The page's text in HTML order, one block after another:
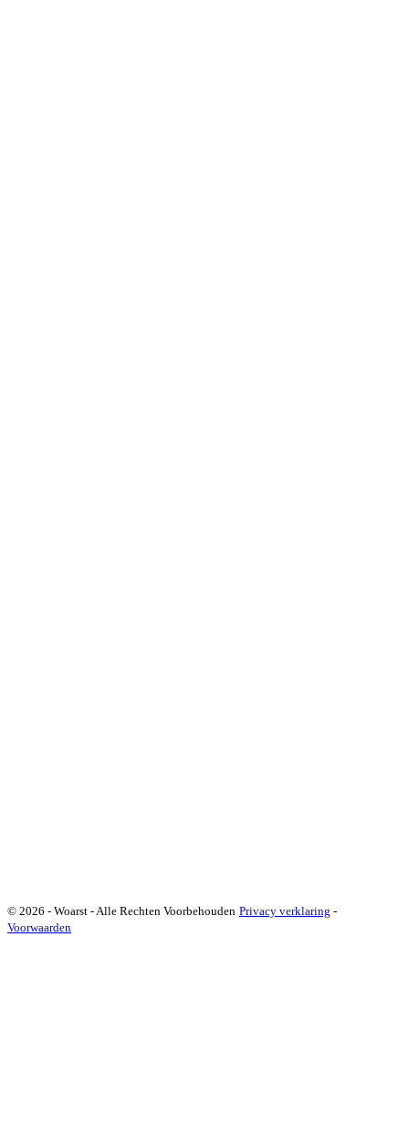
© 2026 - Woarst - Alle Rechten Voorbehouden Privacy verklaring -
Voorwaarden